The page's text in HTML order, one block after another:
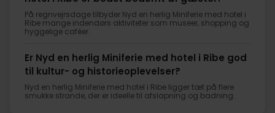
På regnvejrsdage tilbyder Nyd en herlig Miniferie med hotel i
Ribe mange indendørs aktiviteter som museer, shopping og
hyggelige caféer.
Er Nyd en herlig Miniferie med hotel i Ribe god
til kultur- og historieoplevelser?
Nyd en herlig Miniferie med hotel i Ribe ligger tæt på flere
smukke strande, der er ideelle til afslapning og badning.